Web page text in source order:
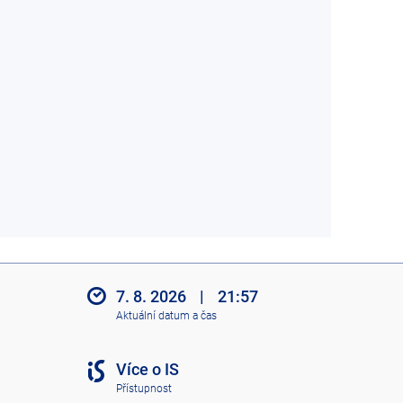
7. 8. 2026 | 21:57
Aktuální datum a čas
Více o IS
Přístupnost